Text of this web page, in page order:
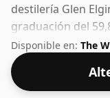
destilería Glen
graduación del
botella de 70 cl.
Disponible en: The